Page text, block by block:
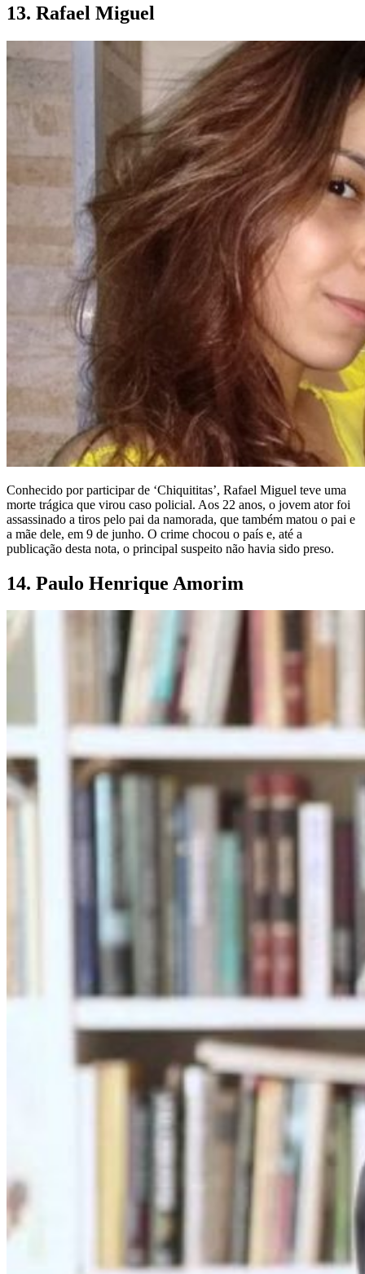
13. Rafael Miguel
Conhecido por participar de ‘Chiquititas’, Rafael Miguel teve uma
morte trágica que virou caso policial. Aos 22 anos, o jovem ator foi
assassinado a tiros pelo pai da namorada, que também matou o pai e
a mãe dele, em 9 de junho. O crime chocou o país e, até a
publicação desta nota, o principal suspeito não havia sido preso.
14. Paulo Henrique Amorim